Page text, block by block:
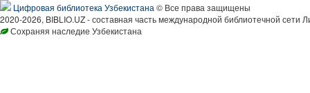
Цифровая библиотека Узбекистана © Все права защищены
2020-2026, BIBLIO.UZ - составная часть международной библиотечной сети
Сохраняя наследие Узбекистана